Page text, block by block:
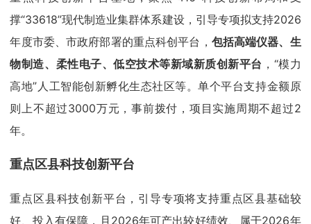
撑“33618”现代制造业集群体系建设，引导专项拟支持2026
年度市委、市政府部署的重点科创平台， 包括高端仪器、生
物制造、柔性电子、低空技术等新域新质创新平台 ，“模力
高地”人工智能创新孵化生态社区等。单个平台支持金额原
则上不超过3000万元，事前拨付，项目实施周期不超过2
年。
重点区县科技创新平台
重点区县科技创新平台，引导专项将支持重点区县基础较
好、投入有保障，且2026年可产出较好绩效、属于2026年